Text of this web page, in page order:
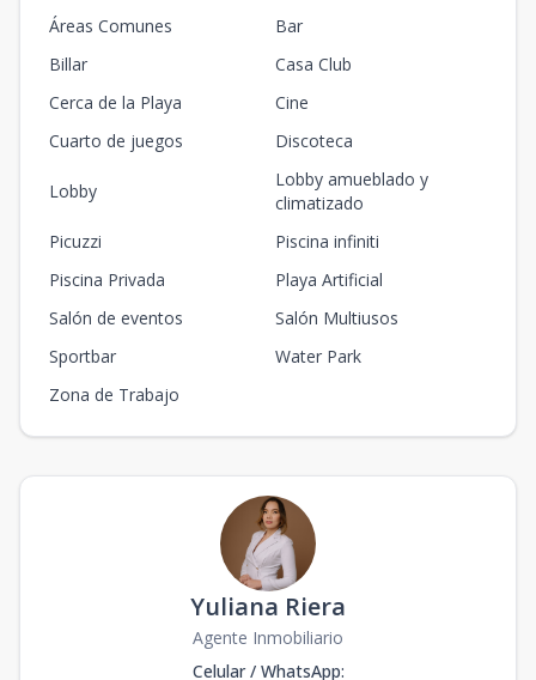
Áreas Comunes
Bar
Billar
Casa Club
Cerca de la Playa
Cine
Cuarto de juegos
Discoteca
Lobby
Lobby amueblado y
climatizado
Picuzzi
Piscina infiniti
Piscina Privada
Playa Artificial
Salón de eventos
Salón Multiusos
Sportbar
Water Park
Zona de Trabajo
Yuliana Riera
Agente Inmobiliario
Celular / WhatsApp: